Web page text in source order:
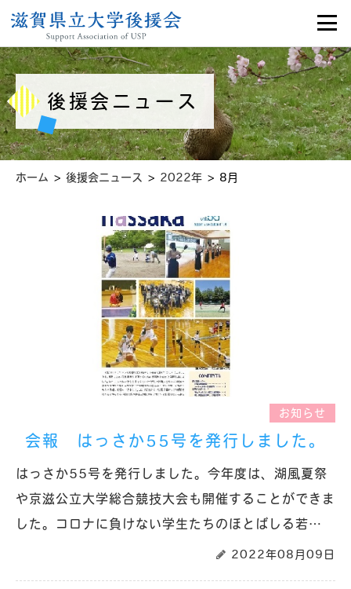
後援会ニュース
ホーム > 後援会ニュース > 2022年 > 8月
お知らせ
会報 はっさか55号を発行しました。
はっさか55号を発行しました。今年度は、湖風夏祭
や京滋公立大学総合競技大会も開催することができま
した。コロナに負けない学生たちのほとばしる若…
2022年08月09日